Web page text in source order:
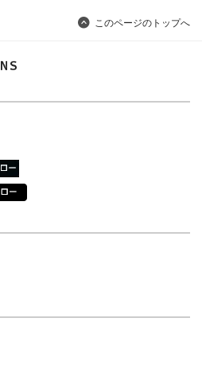
このページのトップへ